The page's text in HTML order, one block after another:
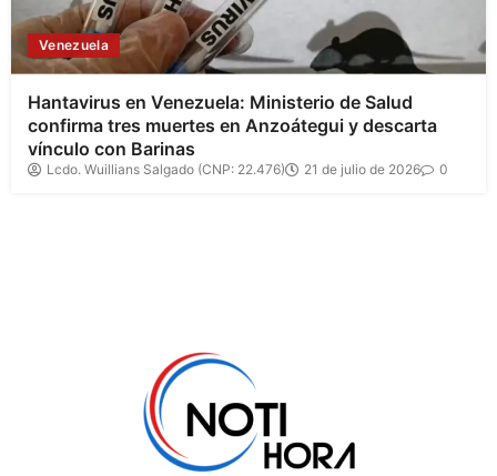
Venezuela
Hantavirus en Venezuela: Ministerio de Salud
confirma tres muertes en Anzoátegui y descarta
vínculo con Barinas
Lcdo. Wuillians Salgado (CNP: 22.476) 21 de julio de 2026 0